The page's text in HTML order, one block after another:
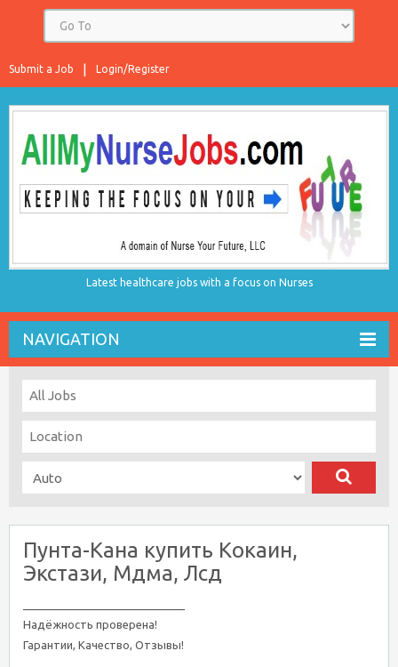
Login/Register
Submit a Job
Latest healthcare jobs with a focus on Nurses
NAVIGATION
Пунта-Кана купить Кокаин,
Экстази, Мдма, Лсд
Надёжность проверена!
Гарантии, Качество, Отзывы!